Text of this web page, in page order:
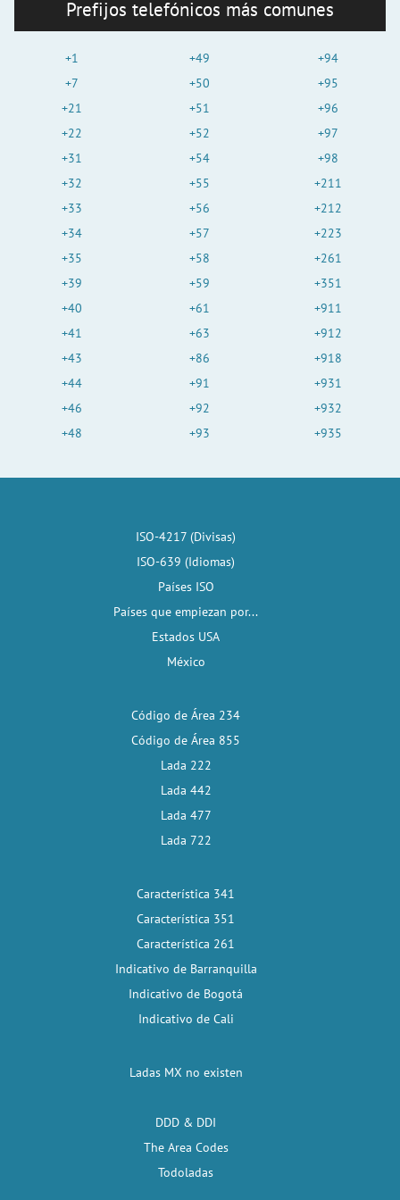
i
d
e
o
Prefijos telefónicos más comunes
+1
+7
+21
+22
+31
+32
+33
+34
+35
+39
+40
+41
+43
+44
+46
+48
+49
+50
+51
+52
+54
+55
+56
+57
+58
+59
+61
+63
+86
+91
+92
+93
+94
+95
+96
+97
+98
+211
+212
+223
+261
+351
+911
+912
+918
+931
+932
+935
ISO-4217 (Divisas)
ISO-639 (Idiomas)
Países ISO
Países que empiezan por...
Estados USA
México
Código de Área 234
Código de Área 855
Lada 222
Lada 442
Lada 477
Lada 722
Característica 341
Característica 351
Característica 261
Indicativo de Barranquilla
Indicativo de Bogotá
Indicativo de Cali
Ladas MX no existen
DDD & DDI
The Area Codes
Todoladas